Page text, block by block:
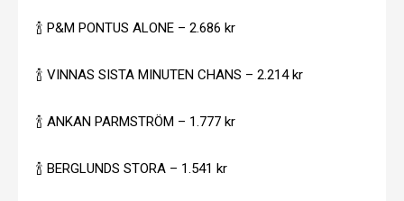
🍾 P&M PONTUS ALONE – 2.686 kr
🍾 VINNAS SISTA MINUTEN CHANS – 2.214 kr
🍾 ANKAN PARMSTRÖM – 1.777 kr
🍾 BERGLUNDS STORA – 1.541 kr